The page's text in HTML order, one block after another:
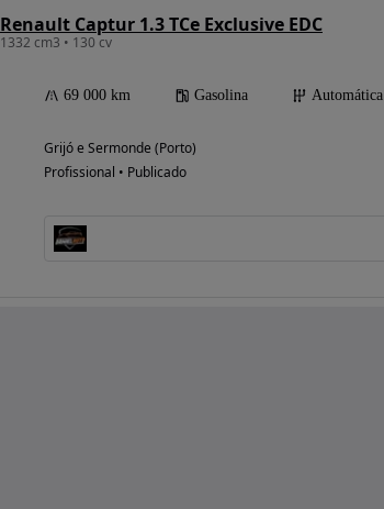
Renault Captur 1.3 TCe Exclusive EDC
1332 cm3 • 130 cv
69 000 km Gasolina Automática
Grijó e Sermonde (Porto)
Profissional • Publicado